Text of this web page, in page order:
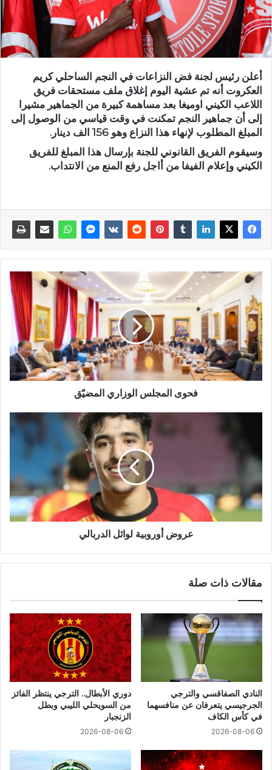
أعلن رئيس لجنة فض النزاعات في النجم الساحلي كريم
العكروت أنه تم عشية اليوم إغلاق ملف مستحقات فريق
اللاعب الكيني اوميغا بعد مساهمة كبيرة من الجماهير مشيرا
إلى أن جماهير النجم تمكنت في وقت قياسي من الوصول إلى
المبلغ المطلوب لإنهاء هذا النزاع وهو 156 الف دينار.
وسيقوم الفريق القانوني للجنة بإرسال هذا المبلغ للفريق
الكيني وإعلام الفيفا من أاجل رفع المنع من الانتداب.
فحوى المجلس الوزاري المضيّق
عروض أوروبية لوائل الدربالي
مقالات ذات صلة
النادي الصفاقسي والترجي
الجرجيسي يتعرفان عن منافسهما
في كأس الكاف
2026-08-06
دوري الأبطال.. الترجي ينتظر الفائز
من السويحلي الليبي وبطل
الزنجبار
2026-08-06